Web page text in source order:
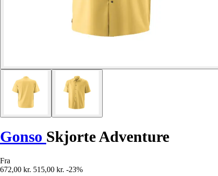
Gonso Skjorte Adventure
Fra
672,00 kr. 515,00 kr. -23%